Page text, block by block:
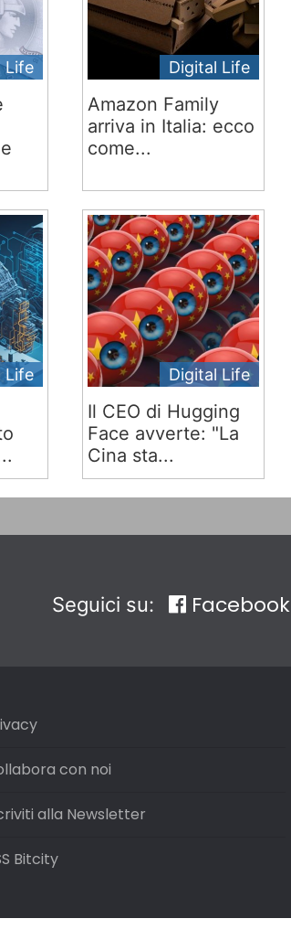
Life Digital Life
Amazon Family
arriva in Italia: ecco
come...
Life Digital Life
Il CEO di Hugging
Face avverte: "La
Cina sta...
Seguici su: Facebook
con noi
alla Newsletter
Bitcity